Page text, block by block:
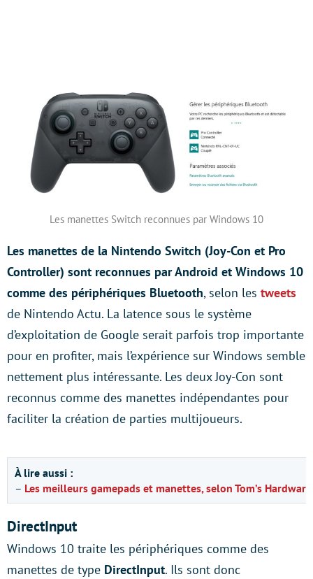
Les manettes Switch reconnues par Windows 10
Les manettes de la Nintendo Switch (Joy-Con et Pro
Controller) sont reconnues par Android et Windows 10
comme des périphériques Bluetooth, selon les tweets
de Nintendo Actu. La latence sous le système
d’exploitation de Google serait parfois trop importante
pour en profiter, mais l’expérience sur Windows semble
nettement plus intéressante. Les deux Joy-Con sont
reconnus comme des manettes indépendantes pour
faciliter la création de parties multijoueurs.
À lire aussi :
– Les meilleurs gamepads et manettes, selon Tom’s Hardware
DirectInput
Windows 10 traite les périphériques comme des
manettes de type DirectInput. Ils sont donc